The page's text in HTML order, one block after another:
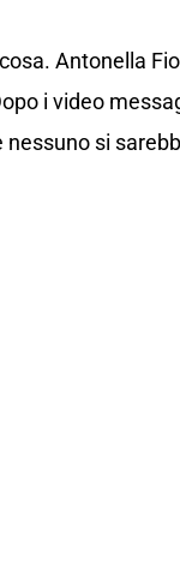
Antonella
i video
nessuno si